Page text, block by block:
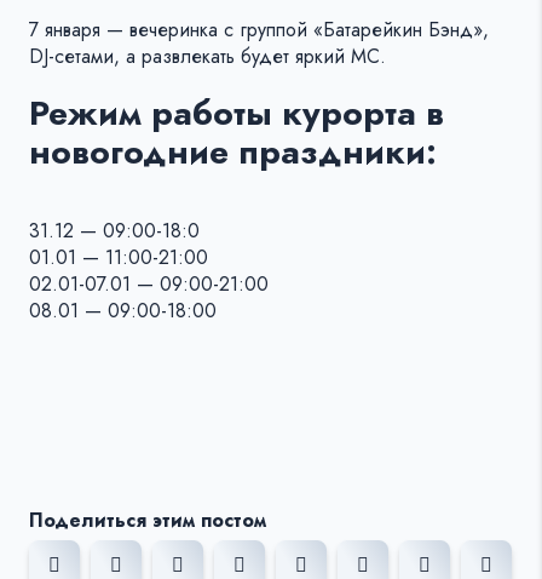
7 января — вечеринка с группой «Батарейкин Бэнд»,
DJ-сетами, а развлекать будет яркий МС.
Режим работы курорта в
новогодние праздники:
31.12 — 09:00-18:0
01.01 — 11:00-21:00
02.01-07.01 — 09:00-21:00
08.01 — 09:00-18:00
Поделиться этим постом